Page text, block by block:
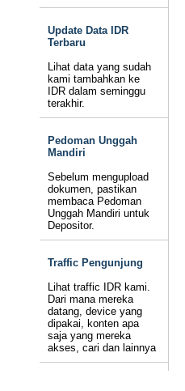
Update Data IDR
Terbaru
Lihat data yang sudah
kami tambahkan ke
IDR dalam seminggu
terakhir.
Pedoman Unggah
Mandiri
Sebelum mengupload
dokumen, pastikan
membaca Pedoman
Unggah Mandiri untuk
Depositor.
Traffic Pengunjung
Lihat traffic IDR kami.
Dari mana mereka
datang, device yang
dipakai, konten apa
saja yang mereka
akses, cari dan lainnya